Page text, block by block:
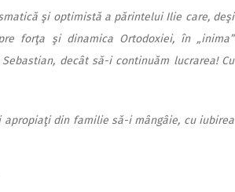
şi optimistă a părintelui Ilie care, deşi
forţa şi dinamica Ortodoxiei, în „inima”
decât să-i continuăm lucrarea! Cu
din familie să-i mângâie, cu iubirea